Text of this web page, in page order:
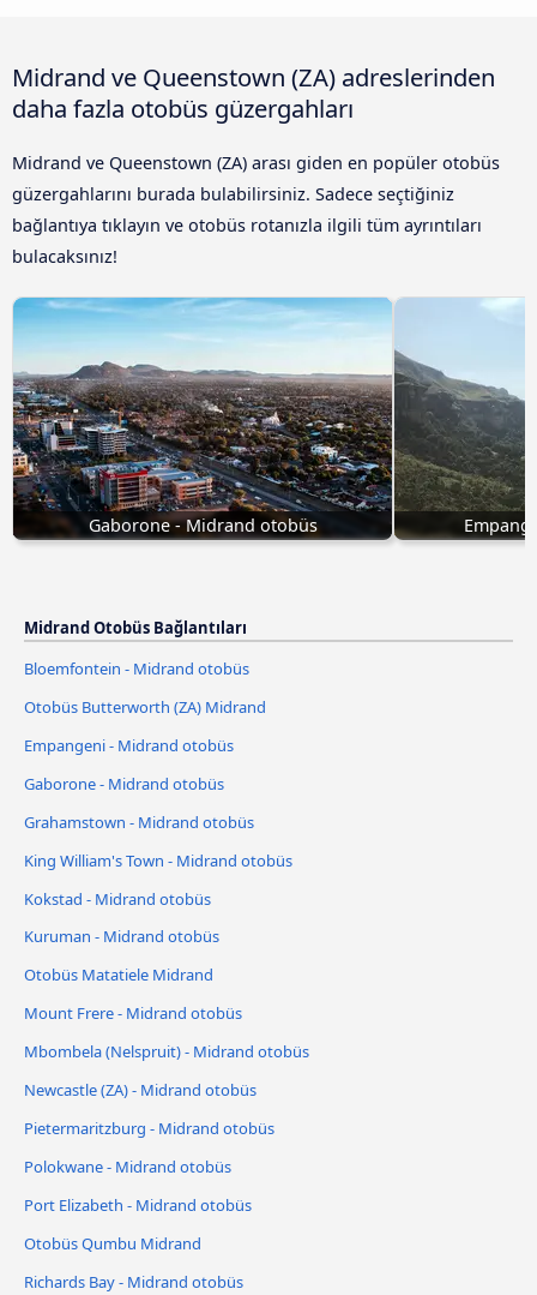
Midrand ve Queenstown (ZA) adreslerinden
daha fazla otobüs güzergahları
Midrand ve Queenstown (ZA) arası giden en popüler otobüs
güzergahlarını burada bulabilirsiniz. Sadece seçtiğiniz
bağlantıya tıklayın ve otobüs rotanızla ilgili tüm ayrıntıları
bulacaksınız!
Gaborone - Midrand otobüs
Midrand Otobüs Bağlantıları
Bloemfontein - Midrand otobüs
Otobüs Butterworth (ZA) Midrand
Empangeni - Midrand otobüs
Gaborone - Midrand otobüs
Grahamstown - Midrand otobüs
King William's Town - Midrand otobüs
Kokstad - Midrand otobüs
Kuruman - Midrand otobüs
Otobüs Matatiele Midrand
Mount Frere - Midrand otobüs
Mbombela (Nelspruit) - Midrand otobüs
Newcastle (ZA) - Midrand otobüs
Pietermaritzburg - Midrand otobüs
Polokwane - Midrand otobüs
Port Elizabeth - Midrand otobüs
Otobüs Qumbu Midrand
Richards Bay - Midrand otobüs